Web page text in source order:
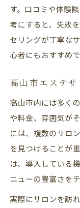
す。口コミや体験
考にすると、失敗
セリングが丁寧な
心者にもおすすめで
高山市エステ
高山市内には多く
や料金、雰囲気が
には、複数のサロ
を見つけることが
は、導入している
ニューの豊富さを
実際にサロンを訪